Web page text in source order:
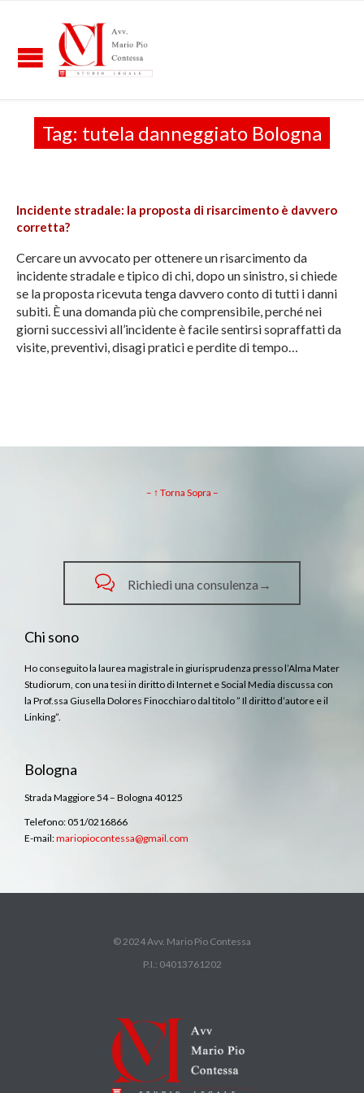
Tag: tutela danneggiato Bologna
Incidente stradale: la proposta di risarcimento è davvero
corretta?
Cercare un avvocato per ottenere un risarcimento da
incidente stradale e tipico di chi, dopo un sinistro, si chiede
se la proposta ricevuta tenga davvero conto di tutti i danni
subiti. È una domanda più che comprensibile, perché nei
giorni successivi all’incidente è facile sentirsi sopraffatti da
visite, preventivi, disagi pratici e perdite di tempo…
– ↑ Torna Sopra –
 Richiedi una consulenza→
Chi sono
Ho conseguito la laurea magistrale in giurisprudenza presso l’Alma Mater
Studiorum, con una tesi in diritto di Internet e Social Media discussa con
la Prof.ssa Giusella Dolores Finocchiaro dal titolo ” Il diritto d’autore e il
Linking”.
Bologna
Strada Maggiore 54 – Bologna 40125
Telefono: 051/0216866
E-mail:mariopiocontessa@gmail.com
© 2024 Avv. Mario Pio Contessa
P.I.: 04013761202